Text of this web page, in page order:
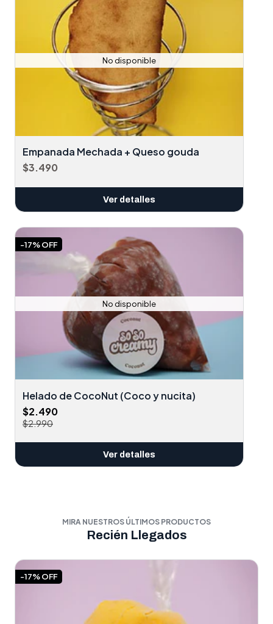
No disponible
Empanada Mechada + Queso gouda
$3.490
Ver detalles
-17% OFF
No disponible
Helado de CocoNut (Coco y nucita)
$2.490
$2.990
Ver detalles
MIRA NUESTROS ÚLTIMOS PRODUCTOS
Recién Llegados
-17% OFF